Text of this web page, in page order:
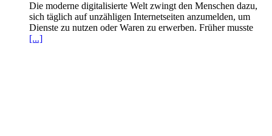
Die moderne digitalisierte Welt zwingt den Menschen dazu,
sich täglich auf unzähligen Internetseiten anzumelden, um
Dienste zu nutzen oder Waren zu erwerben. Früher musste
[...]